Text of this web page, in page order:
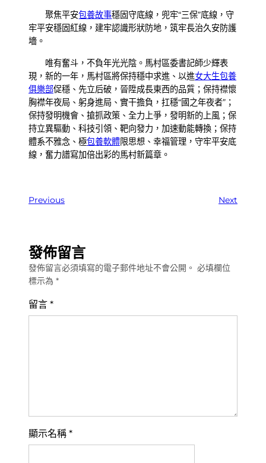
聚焦平安包養故事穩固守底線，兜牢“三保”底線，守
牢平安穩固紅線，建牢認識形狀防地，筑牢長治久安防護
墻。
唯有奮斗，不負年光光陰。馬村區委書記師少輝表
現，新的一年，馬村區將保持穩中求進、以進女大生包養
俱樂部促穩、先立后破，晉陞成長東西的品質；保持襟懷
胸襟年夜局、躬身進局、實干擔負，扛穩“國之年夜者”；
保持發明機會、搶抓政策、全力上爭，發明新的上風；保
持立異驅動、科技引領、靶向發力，加速動能轉換；保持
體系不雅念、極包養軟體限思想、幸福管理，守牢平安底
線，奮力譜寫加倍出彩的馬村新篇章。
Previous Next
發佈留言
發佈留言必須填寫的電子郵件地址不會公開。 必填欄位
標示為 *
留言 *
顯示名稱 *